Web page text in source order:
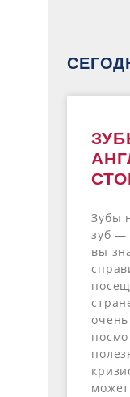
Зубы
зуб —
вы